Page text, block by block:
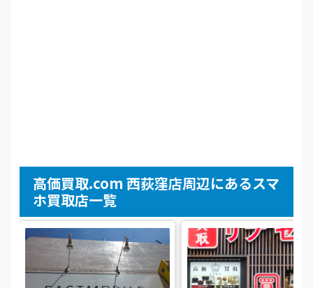
高価買取.com 西荻窪店周辺にあるスマ
ホ買取店一覧